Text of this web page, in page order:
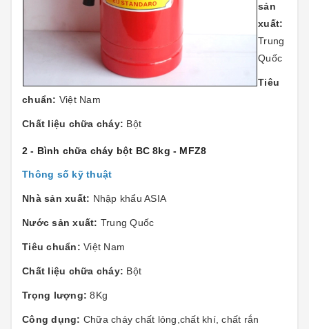
sản
xuất:
Trung
Quốc
Tiêu
chuẩn: Việt Nam
Chất liệu chữa cháy: Bột
2 - Bình chữa cháy bột BC 8kg - MFZ8
Thông số kỹ thuật
Nhà sản xuất: Nhập khẩu ASIA
Nước sản xuất: Trung Quốc
Tiêu chuẩn: Việt Nam
Chất liệu chữa cháy: Bột
Trọng lượng: 8Kg
Công dụng: Chữa cháy chất lỏng,chất khí, chất rắn